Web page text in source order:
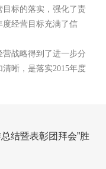
目标的落实，强化了责
度经营目标充满了信
战略得到了进一步分
清晰，是落实2015年度
结暨表彰团拜会”胜